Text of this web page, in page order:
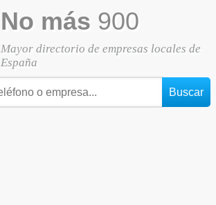
No más 900
Mayor directorio de empresas locales de
España